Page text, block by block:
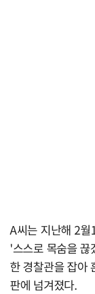
A씨는 지난해 2월
'스스로 목숨을
한 경찰관을 잡아
판에 넘겨졌다.